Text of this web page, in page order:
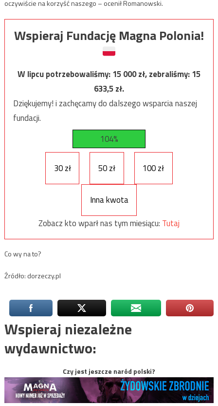
oczywiście na korzyść naszego – ocenił Romanowski.
Wspieraj Fundację Magna Polonia!
W lipcu potrzebowaliśmy:15 000zł, zebraliśmy:15
633,5zł.
Dziękujemy! i zachęcamy do dalszego wsparcia naszej
fundacji.
104%
30 zł 50 zł 100 zł
Inna kwota
Zobacz kto wparł nas tym miesiącu: Tutaj
Co wy na to?
Źródło: dorzeczy.pl
Wspieraj niezależne
wydawnictwo:
Czy jest jeszcze naród polski?